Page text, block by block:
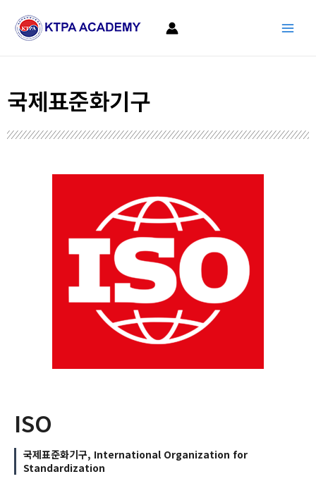
국제표준화기구
ISO
국제표준화기구, International Organization for
Standardization